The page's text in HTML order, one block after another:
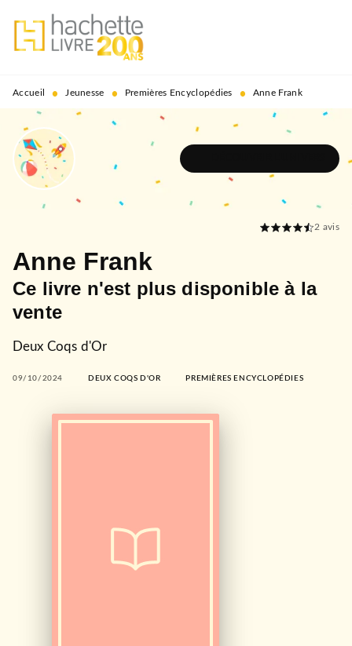
MENU RECHERCHE
PIED DE PAGE
Accueil • Jeunesse • Premières Encyclopédies • Anne Frank
2 avis
Anne Frank
Ce livre n'est plus disponible à la
vente
Deux Coqs d'Or
09/10/2024 DEUX COQS D'OR PREMIÈRES ENCYCLOPÉDIES